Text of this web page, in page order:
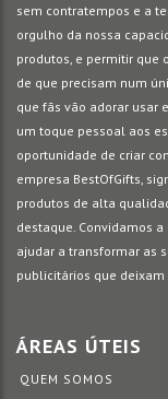
sem contratempos e a
orgulho da nossa
produtos, e permitir que
de que precisam num
que fãs vão adorar usar
um toque pessoal aos
oportunidade de criar
empresa BestOfGifts,
produtos de alta
destaque. Convidamos
ajudar a transformar as
publicitários que
ÁREAS ÚTEIS
QUEM SOMOS